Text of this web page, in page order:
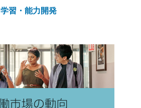
学習・能力開発